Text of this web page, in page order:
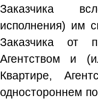
Заказчика
исполнения) им
Заказчика от
Агентством и
Квартире,
одностороннем